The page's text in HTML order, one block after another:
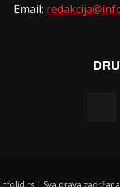
Email:
Infolid.rs | Sva prava